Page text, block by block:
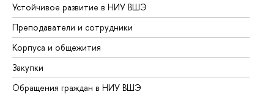
Устойчивое развитие в НИУ ВШЭ
Преподаватели и сотрудники
Корпуса и общежития
Закупки
Обращения граждан в НИУ ВШЭ